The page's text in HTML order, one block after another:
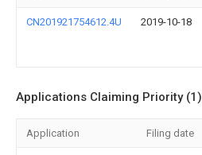
CN201921754612.4U 2019-10-18
Applications Claiming Priority (1)
Application Filing date